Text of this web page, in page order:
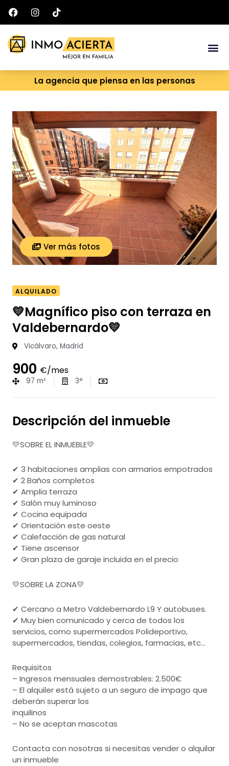
contenido
La agencia que piensa en las personas
Ver más fotos
ALQUILADO
💛Magnífico piso con terraza en
Valdebernardo💛
Vicálvaro, Madrid
900 €/mes
97 m² 3°
Descripción del inmueble
💛SOBRE EL INMUEBLE💛
✔ 3 habitaciones amplias con armarios empotrados
✔ 2 Baños completos
✔ Amplia terraza
✔ Salón muy luminoso
✔ Cocina equipada
✔ Orientación este oeste
✔ Calefacción de gas natural
✔ Tiene ascensor
✔ Gran plaza de garaje incluida en el precio
💛SOBRE LA ZONA💛
✔ Cercano a Metro Valdebernardo L9 Y autobuses.
✔ Muy bien comunicado y cerca de todos los
servicios, como supermercados Polideportivo,
supermercados, tiendas, colegios, farmacias, etc…
Requisitos
– Ingresos mensuales demostrables: 2.500€
– El alquiler está sujeto a un seguro de impago que
deberán superar los
inquilinos
– No se aceptan mascotas
Contacta con nosotras si necesitas vender o alquilar
un inmueble